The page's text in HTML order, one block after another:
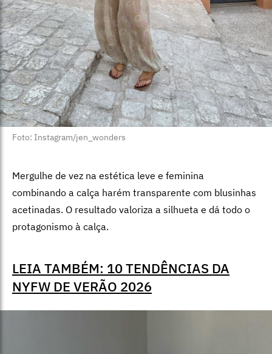
Foto: Instagram/jen_wonders
Mergulhe de vez na estética leve e feminina
combinando a calça harém transparente com blusinhas
acetinadas. O resultado valoriza a silhueta e dá todo o
protagonismo à calça.
LEIA TAMBÉM: 10 TENDÊNCIAS DA
NYFW DE VERÃO 2026